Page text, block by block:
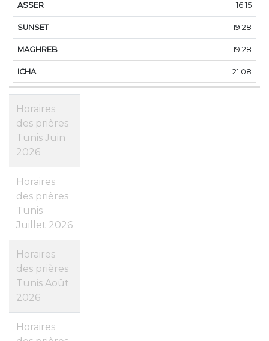
16:15
19:28
19:28
21:08
Horaires
des prières
Tunis Juin
2026
Horaires
des prières
Tunis
Juillet 2026
Horaires
des prières
Tunis Août
2026
Horaires